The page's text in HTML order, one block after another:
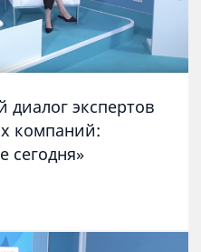
экспертов
компаний:
сегодня»